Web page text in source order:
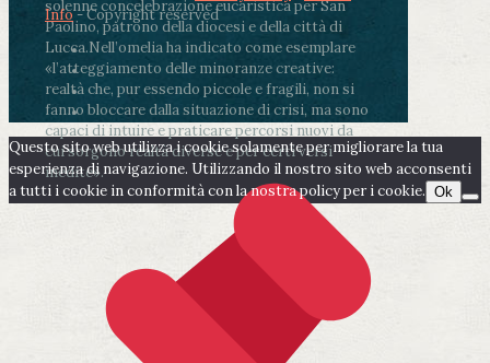
solenne concelebrazione eucaristica per San
Paolino, patrono della diocesi e della città di
Lucca.Nell’omelia ha indicato come esemplare
«l’atteggiamento delle minoranze creative:
realtà che, pur essendo piccole e fragili, non si
fanno bloccare dalla situazione di crisi, ma sono
capaci di intuire e praticare percorsi nuovi da
cui sorgono realtà diverse e per certi versi
inedite».
Info- Copyright reserved
Questo sito web utilizza i cookie solamente per migliorare la tua
esperienza di navigazione. Utilizzando il nostro sito web acconsenti
a tutti i cookie in conformità con la nostra policy per i cookie. Ok